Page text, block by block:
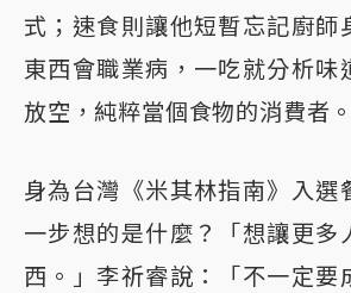
式；速食則讓他短暫忘記廚師
東西會職業病，一吃就分析味
放空，純粹當個食物的消費者。
身為台灣《米其林指南》入選
一步想的是什麼？「想讓更多
西。」李祈睿說：「不一定要